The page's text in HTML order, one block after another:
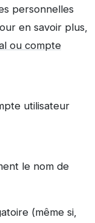
personnelles
en savoir plus,
ou compte
utilisateur
le nom de
(même si,